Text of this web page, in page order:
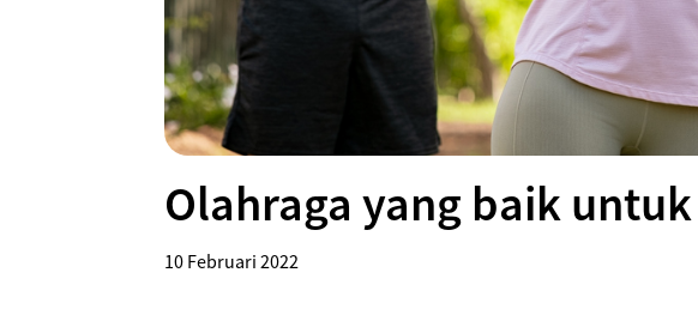
Olahraga yang baik
10 Februari 2022